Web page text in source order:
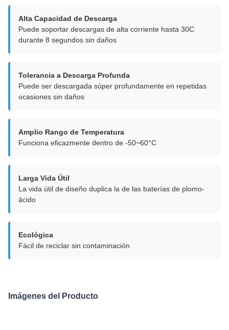
Alta Capacidad de Descarga
Puede soportar descargas de alta corriente hasta 30C
durante 8 segundos sin daños
Tolerancia a Descarga Profunda
Puede ser descargada súper profundamente en repetidas
ocasiones sin daños
Amplio Rango de Temperatura
Funciona eficazmente dentro de -50~60°C
Larga Vida Útil
La vida útil de diseño duplica la de las baterías de plomo-
ácido
Ecológica
Fácil de reciclar sin contaminación
Imágenes del Producto